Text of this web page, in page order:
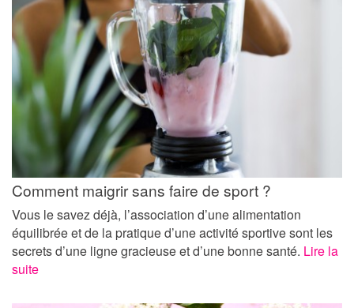
Comment maigrir sans faire de sport ?
Vous le savez déjà, l’association d’une alimentation
équilibrée et de la pratique d’une activité sportive sont les
secrets d’une ligne gracieuse et d’une bonne santé. Lire la
suite